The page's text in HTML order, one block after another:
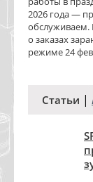
2026 года —
обслуживаем.
о заказах
режиме 24
Статьи |